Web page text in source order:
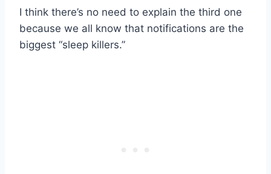
I think there’s no need to explain the third one
because we all know that notifications are the
biggest “sleep killers.”